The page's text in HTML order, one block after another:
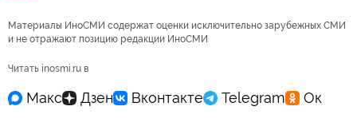
Материалы ИноСМИ содержат оценки исключительно зарубежных СМИ
и не отражают позицию редакции ИноСМИ
Читать inosmi.ru в